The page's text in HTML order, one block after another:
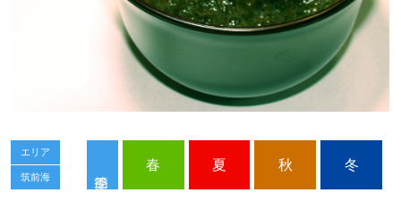
エリア
筑前海
春 夏 秋 冬